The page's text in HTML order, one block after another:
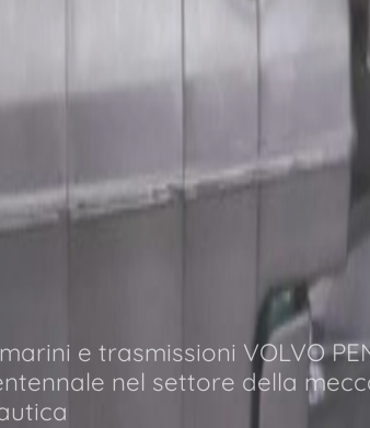
e trasmissioni VOLVO
nel settore della